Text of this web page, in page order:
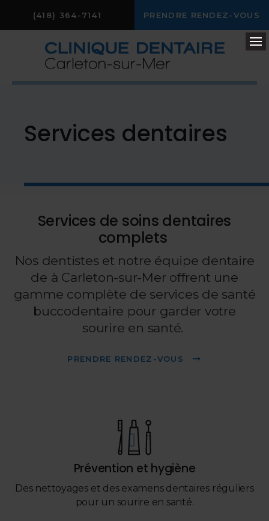
(418) 364-7141 PRENDRE RENDEZ-VOUS
Services dentaires
Services de soins dentaires
complets
Nos dentistes et notre équipe dentaire
de à Carleton-sur-Mer offrent une
gamme complète de services de santé
buccodentaire pour garder votre
sourire en santé.
PRENDRE RENDEZ-VOUS
Prévention et hygiène
Des nettoyages et des examens dentaires réguliers
pour un sourire en santé.